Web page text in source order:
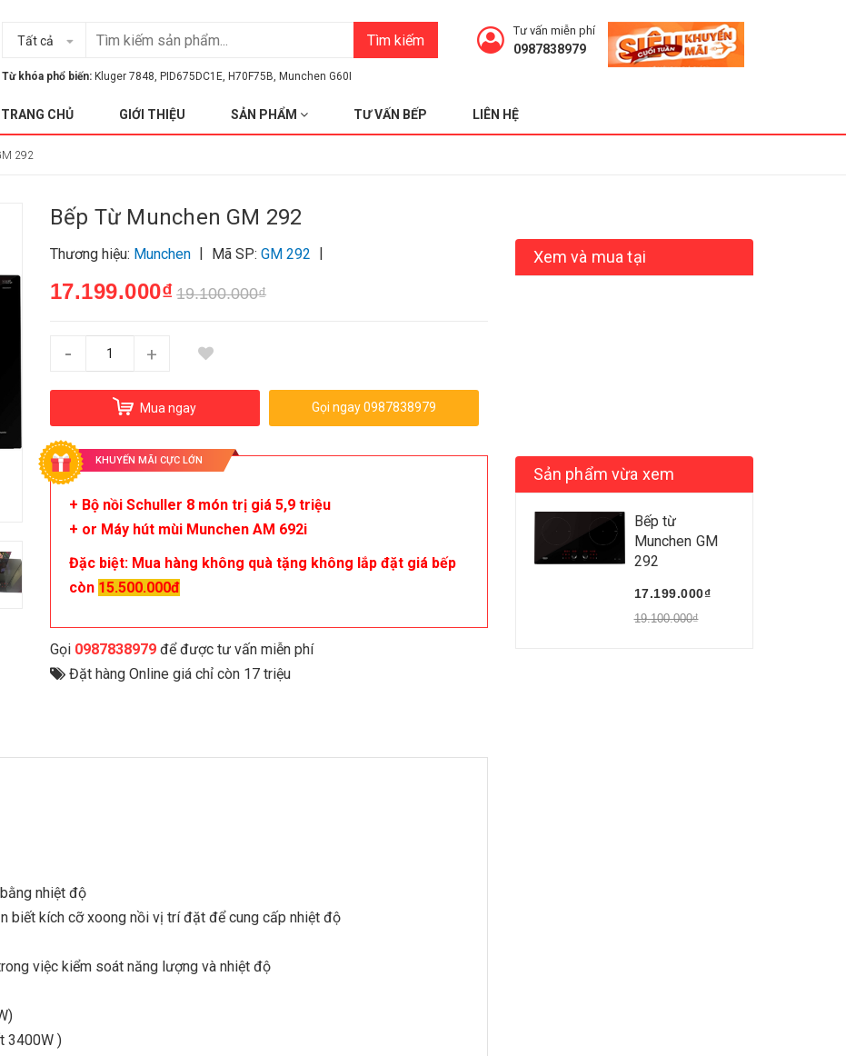
Tất cả Tìm kiếm
Từ khóa phổ biến: Kluger 7848, PID675DC1E, H70F75B, Munchen G60I
Tư vấn miễn phí
0987838979
TRANG CHỦ GIỚI THIỆU SẢN PHẨM TƯ VẤN BẾP LIÊN HỆ
292
Bếp Từ Munchen GM 292
Thương hiệu: Munchen | Mã SP: GM 292 |
17.199.000₫ 19.100.000₫
- +
Mua ngay Gọi ngay 0987838979
KHUYẾN MÃI CỰC LỚN
+ Bộ nồi Schuller 8 món trị giá 5,9 triệu
+ or Máy hút mùi Munchen AM 692i
Đặc biệt: Mua hàng không quà tặng không lắp đặt giá bếp
còn 15.500.000đ
Gọi 0987838979để được tư vấn miễn phí
Đặt hàng Online giá chỉ còn 17 triệu
nhiệt độ
biết kích cỡ xoong nồi vị trí đặt để cung cấp nhiệt độ
việc kiểm soát năng lượng và nhiệt độ
3400W )
Xem và mua tại
Sản phẩm vừa xem
Bếp từ
Munchen GM
292
17.199.000₫
19.100.000₫